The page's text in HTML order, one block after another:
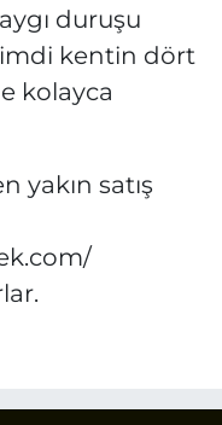
duruşu
kentin dört
kolayca
yakın satış